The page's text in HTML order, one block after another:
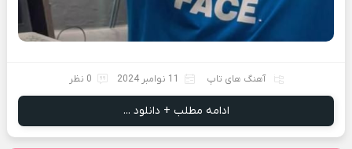
آهنگ های تاپ 11 نوامبر 2024 0 نظر
ادامه مطلب + دانلود ...